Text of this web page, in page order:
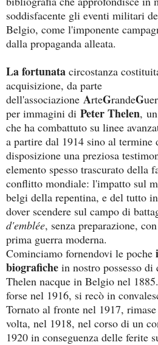
soddisfacente gli eventi militari
Belgio, come l'imponente
dalla propaganda alleata.
La fortunata circostanza
acquisizione, da parte
dell'associazione ArteGrandeG
per immagini di Peter Thelen,
che ha combattuto su linee
a partire dal 1914 sino al
disposizione una preziosa
elemento spesso trascurato della
conflitto mondiale: l'impatto sul
belgi della repentina, e del tutto
dover scendere sul campo di
d'emblée, senza preparazione,
prima guerra moderna.
Cominciamo fornendovi le poche
biografiche in nostro possesso di
Thelen nacque in Belgio nel
forse nel 1916, si recò in
Tornato al fronte nel 1917,
volta, nel 1918, nel corso di un
1920 in conseguenza delle ferite